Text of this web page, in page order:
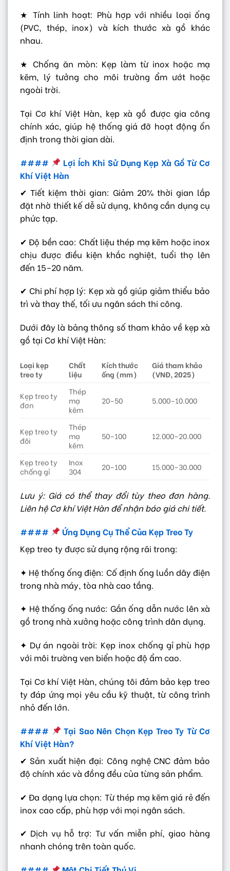
★ Tính linh hoạt: Phù hợp với nhiều loại ống
(PVC, thép, inox) và kích thước xà gồ khác
nhau.
★ Chống ăn mòn: Kẹp làm từ inox hoặc mạ
kẽm, lý tưởng cho môi trường ẩm ướt hoặc
ngoài trời.
Tại Cơ khí Việt Hàn, kẹp xà gồ được gia công
chính xác, giúp hệ thống giá đỡ hoạt động ổn
định trong thời gian dài.
####
Lợi Ích Khi Sử Dụng Kẹp Xà Gồ Từ Cơ
Khí Việt Hàn
✔ Tiết kiệm thời gian: Giảm 20% thời gian lắp
đặt nhờ thiết kế dễ sử dụng, không cần dụng cụ
phức tạp.
✔ Độ bền cao: Chất liệu thép mạ kẽm hoặc inox
chịu được điều kiện khắc nghiệt, tuổi thọ lên
đến 15–20 năm.
✔ Chi phí hợp lý: Kẹp xà gồ giúp giảm thiểu bảo
trì và thay thế, tối ưu ngân sách thi công.
Dưới đây là bảng thông số tham khảo về kẹp xà
gồ tại Cơ khí Việt Hàn:
Loại kẹp
treo ty
Chất
liệu
Kích thước
ống (mm)
Giá tham khảo
(VNĐ, 2025)
Kẹp treo ty
đơn
Thép
mạ
kẽm
20–50 5.000–10.000
Kẹp treo ty
đôi
Thép
mạ
kẽm
50–100 12.000–20.000
Kẹp treo ty
chống gỉ
Inox
304
20–100 15.000–30.000
Lưu ý: Giá có thể thay đổi tùy theo đơn hàng.
Liên hệ Cơ khí Việt Hàn để nhận báo giá chi tiết.
####
Ứng Dụng Cụ Thể Của Kẹp Treo Ty
Kẹp treo ty được sử dụng rộng rãi trong:
✦ Hệ thống ống điện: Cố định ống luồn dây điện
trong nhà máy, tòa nhà cao tầng.
✦ Hệ thống ống nước: Gắn ống dẫn nước lên xà
gồ trong nhà xưởng hoặc công trình dân dụng.
✦ Dự án ngoài trời: Kẹp inox chống gỉ phù hợp
với môi trường ven biển hoặc độ ẩm cao.
Tại Cơ khí Việt Hàn, chúng tôi đảm bảo kẹp treo
ty đáp ứng mọi yêu cầu kỹ thuật, từ công trình
nhỏ đến lớn.
####
Tại Sao Nên Chọn Kẹp Treo Ty Từ Cơ
Khí Việt Hàn?
✔ Sản xuất hiện đại: Công nghệ CNC đảm bảo
độ chính xác và đồng đều của từng sản phẩm.
✔ Đa dạng lựa chọn: Từ thép mạ kẽm giá rẻ đến
inox cao cấp, phù hợp với mọi ngân sách.
✔ Dịch vụ hỗ trợ: Tư vấn miễn phí, giao hàng
nhanh chóng trên toàn quốc.